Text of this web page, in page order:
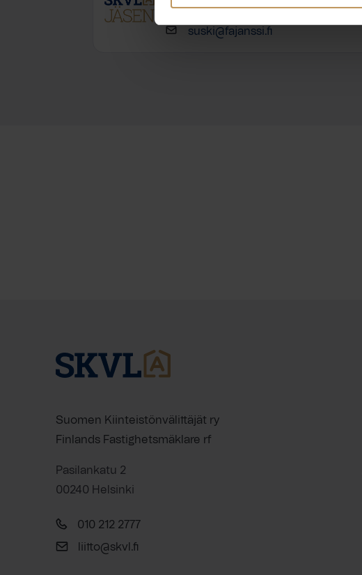
0447477802
suski@fajanssi.fi
Suomen Kiinteistönvälittäjät ry
Finlands Fastighetsmäklare rf
Pasilankatu 2
00240 Helsinki
010 212 2777
liitto@skvl.fi